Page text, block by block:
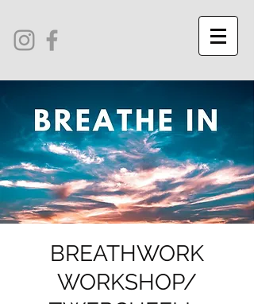
BREATHWORK
WORKSHOP/